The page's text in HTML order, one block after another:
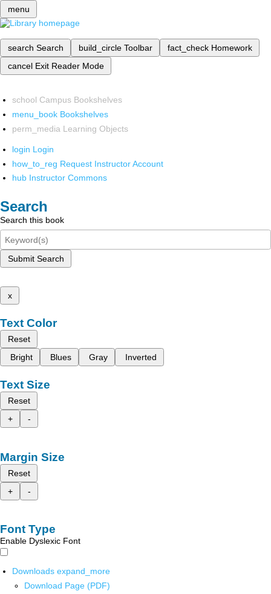
menu
search Search build_circle Toolbar fact_check Homework
cancel Exit Reader Mode
school Campus Bookshelves
menu_book Bookshelves
perm_media Learning Objects
login Login
how_to_reg Request Instructor Account
hub Instructor Commons
Search
Search this book
Submit Search
x
Text Color
Reset
Bright
Blues Gray Inverted
Text Size
Reset
+
-
Margin Size
Reset
+
-
Font Type
Enable Dyslexic Font
Downloads expand_more
Download Page (PDF)